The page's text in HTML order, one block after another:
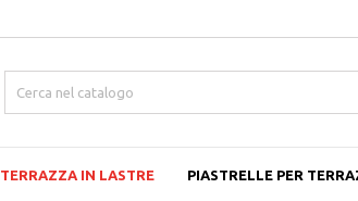
TERRAZZA IN LASTRE PIASTRELLE PER